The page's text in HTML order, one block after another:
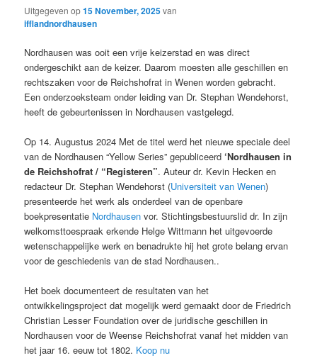
Uitgegeven op15 November, 2025van
ifflandnordhausen
Nordhausen was ooit een vrije keizerstad en was direct
ondergeschikt aan de keizer. Daarom moesten alle geschillen en
rechtszaken voor de Reichshofrat in Wenen worden gebracht.
Een onderzoeksteam onder leiding van Dr. Stephan Wendehorst,
heeft de gebeurtenissen in Nordhausen vastgelegd.
Op 14. Augustus 2024 Met de titel werd het nieuwe speciale deel
van de Nordhausen “Yellow Series” gepubliceerd ‘Nordhausen in
de Reichshofrat / “Registeren”. Auteur dr. Kevin Hecken en
redacteur Dr. Stephan Wendehorst (Universiteit van Wenen)
presenteerde het werk als onderdeel van de openbare
boekpresentatie Nordhausen vor. Stichtingsbestuurslid dr. In zijn
welkomsttoespraak erkende Helge Wittmann het uitgevoerde
wetenschappelijke werk en benadrukte hij het grote belang ervan
voor de geschiedenis van de stad Nordhausen..
Het boek documenteert de resultaten van het
ontwikkelingsproject dat mogelijk werd gemaakt door de Friedrich
Christian Lesser Foundation over de juridische geschillen in
Nordhausen voor de Weense Reichshofrat vanaf het midden van
het jaar 16. eeuw tot 1802. Koop nu